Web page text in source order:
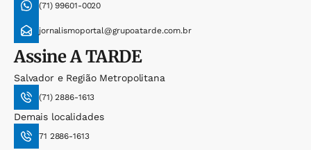
(71) 99601-0020
jornalismoportal@grupoatarde.com.br
AssineA TARDE
Salvador e Região Metropolitana
(71) 2886-1613
Demais localidades
71 2886-1613